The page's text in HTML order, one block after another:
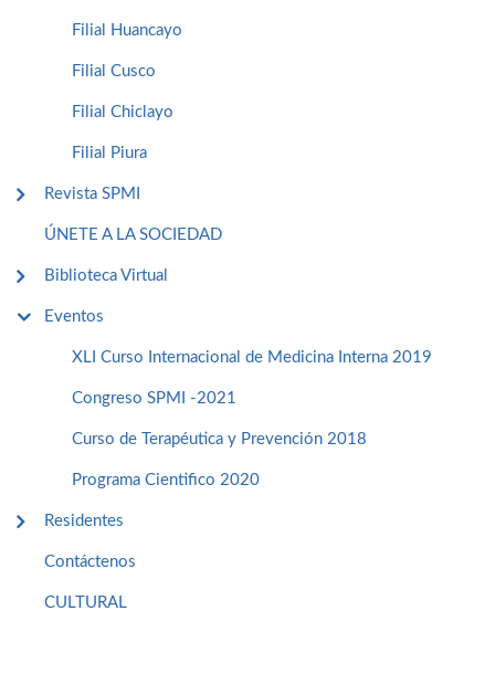
Filial Huancayo
Filial Cusco
Filial Chiclayo
Filial Piura
Revista SPMI
ÚNETE A LA SOCIEDAD
Biblioteca Virtual
Eventos
XLI Curso Internacional de Medicina Interna 2019
Congreso SPMI -2021
Curso de Terapéutica y Prevención 2018
Programa Cientifico 2020
Residentes
Contáctenos
CULTURAL